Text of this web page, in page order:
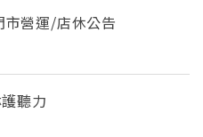
市營運/店休公告
聽力